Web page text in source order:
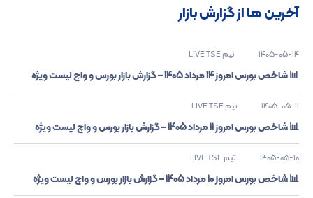
آخرین ها از گزارش بازار
1405-05-14 تیم LIVE TSE
📊 شاخص بورس امروز 14 مرداد 1405 – گزارش بازار بورس و واچ لیست ویژه
1405-05-11 تیم LIVE TSE
📊 شاخص بورس امروز 11 مرداد 1405 – گزارش بازار بورس و واچ لیست ویژه
1405-05-10 تیم LIVE TSE
📊 شاخص بورس امروز 10 مرداد 1405 – گزارش بازار بورس و واچ لیست ویژه